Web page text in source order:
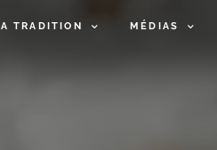
TRADITION MÉDIAS